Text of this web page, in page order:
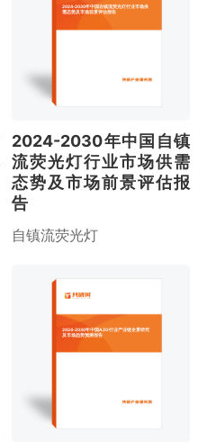
2024-2030年中国自镇流荧光灯行业市场供
需态势及市场前景评估报告
2024-2030年中国自镇
流荧光灯行业市场供需
态势及市场前景评估报
告
自镇流荧光灯
2024-2030年中国AZO行业产业链全景研究
及市场趋势预测报告